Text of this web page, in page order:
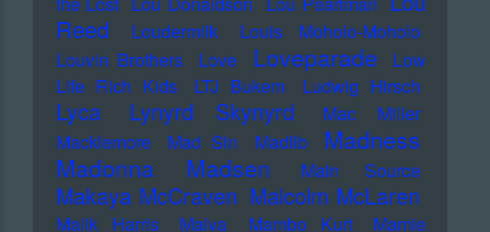
Reed
Loudermilk
Louis Moholo-Moholo
Louvin Brothers
Love Loveparade
Low
Life Rich Kids
LTJ Bukem Ludwig Hirsch
Lyca Lynyrd Skynyrd
Mac Miller
Macklemore
Mad Sin Madlib
Madness
Madonna
Madsen Main Source
Makaya McCraven Malcolm McLaren
Malik Harris Malva Mambo Kurt
Mamie